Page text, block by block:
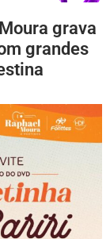
grava
grandes